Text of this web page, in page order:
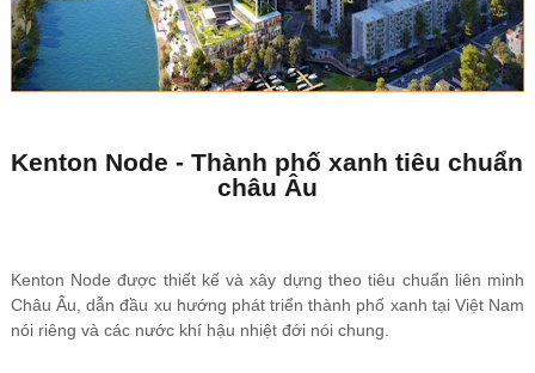
Kenton Node - Thành phố xanh tiêu chuẩn
châu Âu
Kenton Node được thiết kế và xây dựng theo tiêu chuẩn liên minh
Châu Âu, dẫn đầu xu hướng phát triển thành phố xanh tại Việt Nam
nói riêng và các nước khí hậu nhiệt đới nói chung.